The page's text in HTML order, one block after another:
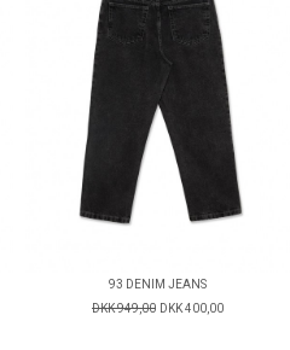
93 DENIM JEANS
DKK 949,00 DKK 400,00